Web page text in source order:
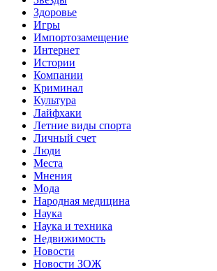
Здоровье
Игры
Импортозамещение
Интернет
Истории
Компании
Криминал
Культура
Лайфхаки
Летние виды спорта
Личный счет
Люди
Места
Мнения
Мода
Народная медицина
Наука
Наука и техника
Недвижимость
Новости
Новости ЗОЖ